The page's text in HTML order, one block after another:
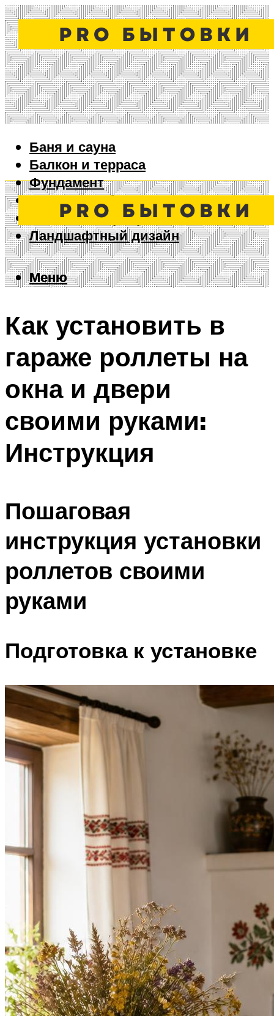
Баня и сауна
Балкон и терраса
Фундамент
Ворота и забор
Дизайн интерьера
Ландшафтный дизайн
Меню
Меню
Как установить в
гараже роллеты на
окна и двери
своими руками:
Инструкция
Пошаговая
инструкция установки
роллетов своими
руками
Подготовка к установке